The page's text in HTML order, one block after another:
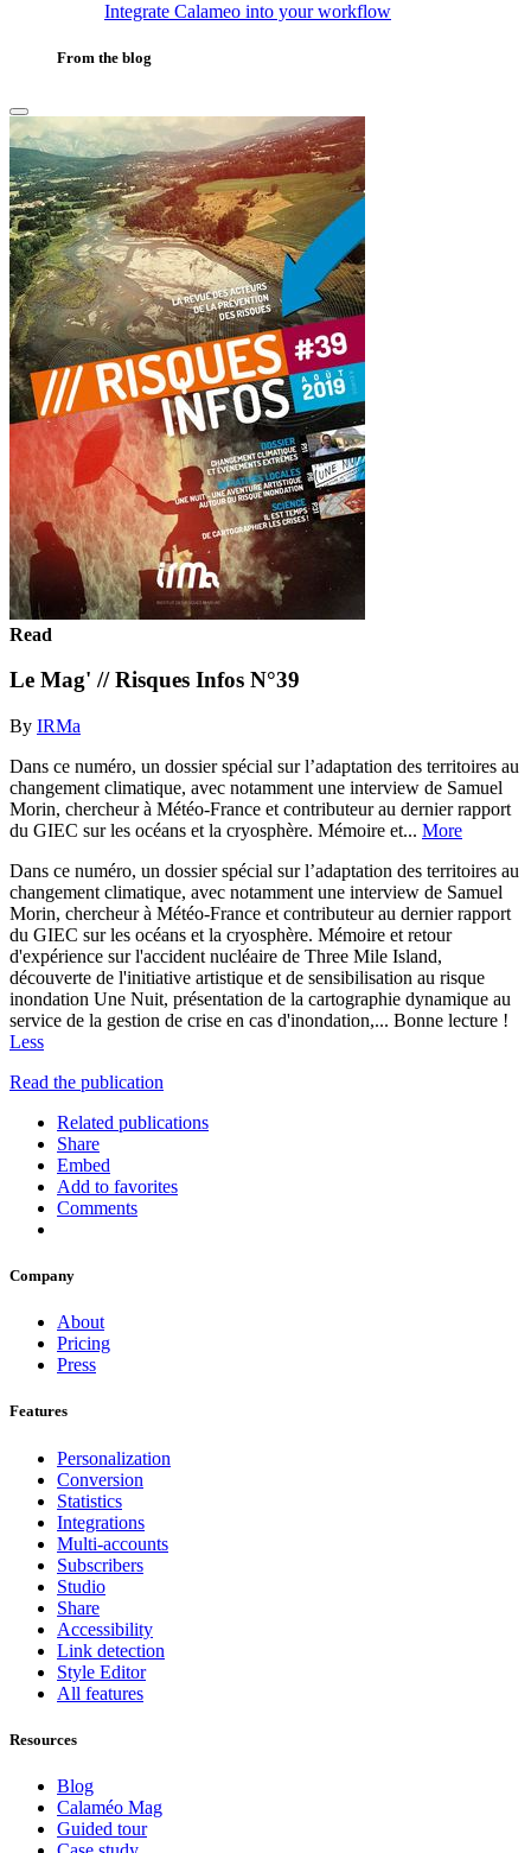
Integrate Calameo into your workflow
From the blog
Read
Le Mag' // Risques Infos N°39
By IRMa
Dans ce numéro, un dossier spécial sur l’adaptation des territoires au
changement climatique, avec notamment une interview de Samuel
Morin, chercheur à Météo-France et contributeur au dernier rapport
du GIEC sur les océans et la cryosphère. Mémoire et... More
Dans ce numéro, un dossier spécial sur l’adaptation des territoires au
changement climatique, avec notamment une interview de Samuel
Morin, chercheur à Météo-France et contributeur au dernier rapport
du GIEC sur les océans et la cryosphère. Mémoire et retour
d'expérience sur l'accident nucléaire de Three Mile Island,
découverte de l'initiative artistique et de sensibilisation au risque
inondation Une Nuit, présentation de la cartographie dynamique au
service de la gestion de crise en cas d'inondation,... Bonne lecture !
Less
Read the publication
Related publications
Share
Embed
Add to favorites
Comments
Company
About
Pricing
Press
Features
Personalization
Conversion
Statistics
Integrations
Multi-accounts
Subscribers
Studio
Share
Accessibility
Link detection
Style Editor
All features
Resources
Blog
Calaméo Mag
Guided tour